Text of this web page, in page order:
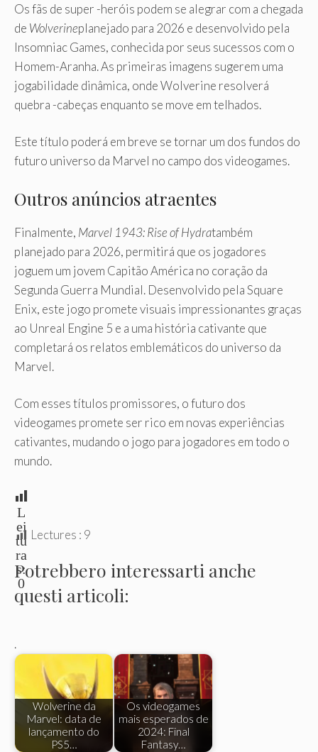
Os fãs de super -heróis podem se alegrar com a chegada
de Wolverineplanejado para 2026 e desenvolvido pela
Insomniac Games, conhecida por seus sucessos com o
Homem-Aranha. As primeiras imagens sugerem uma
jogabilidade dinâmica, onde Wolverine resolverá
quebra -cabeças enquanto se move em telhados.
Este título poderá em breve se tornar um dos fundos do
futuro universo da Marvel no campo dos videogames.
Outros anúncios atraentes
Finalmente, Marvel 1943: Rise of Hydratambém
planejado para 2026, permitirá que os jogadores
joguem um jovem Capitão América no coração da
Segunda Guerra Mundial. Desenvolvido pela Square
Enix, este jogo promete visuais impressionantes graças
ao Unreal Engine 5 e a uma história cativante que
completará os relatos emblemáticos do universo da
Marvel.
Com esses títulos promissores, o futuro dos
videogames promete ser rico em novas experiências
cativantes, mudando o jogo para jogadores em todo o
mundo.
L
ei
tu
ra
s:
0
Lectures : 9
Potrebbero interessarti anche
questi articoli:
.
Wolverine da
Marvel: data de
lançamento do
PS5…
Os videogames
mais esperados de
2024: Final
Fantasy…